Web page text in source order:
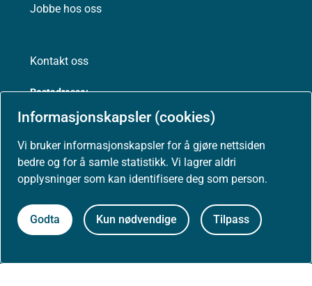
Informasjonskapsler (cookies)
Vi bruker informasjonskapsler for å gjøre nettsiden
bedre og for å samle statistikk. Vi lagrer aldri
opplysninger som kan identifisere deg som person.
Godta Kun nødvendige Tilpass
Jobbe hos oss
Kontakt oss
Postadresse:
Helsedirektoratet
Postboks 220, Skøyen
0213 Oslo
Aktuelt